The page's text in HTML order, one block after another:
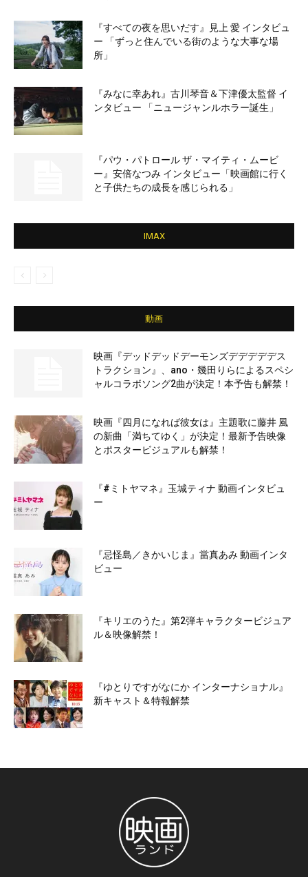
『すべての夜を思いだす』見上 愛 インタビュ
ー 「ずっと住んでいる街のような大事な場
所」
『みなに幸あれ』古川琴音＆下津優太監督 イ
ンタビュー 「ニュージャンルホラー誕生」
『パウ・パトロール ザ・マイティ・ムービ
ー』安倍なつみ インタビュー「映画館に行く
と子供たちの成長を感じられる」
IMAX
動画
映画『デッドデッドデーモンズデデデデデス
トラクション』、ano・幾田りらによるスペシ
ャルコラボソング2曲が決定！本予告も解禁！
映画『四月になれば彼女は』主題歌に藤井 風
の新曲「満ちてゆく」が決定！最新予告映像
とポスタービジュアルも解禁！
『#ミトヤマネ』玉城ティナ 動画インタビュ
ー
『忌怪島／きかいじま』當真あみ 動画インタ
ビュー
『キリエのうた』第2弾キャラクタービジュア
ル＆映像解禁！
『ゆとりですがなにか インターナショナル』
新キャスト＆特報解禁